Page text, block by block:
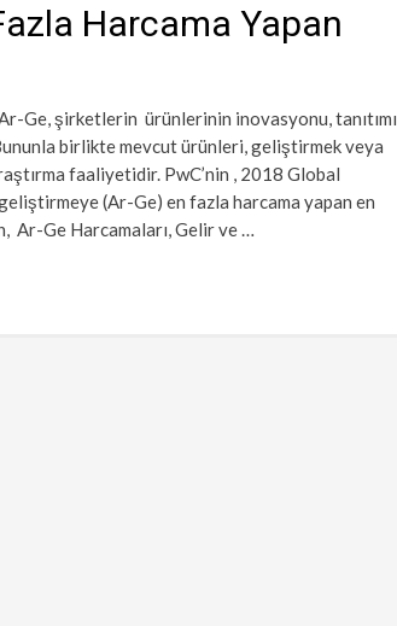
Harcama Yapan
Ge, şirketlerin ürünlerinin inovasyonu, tanıtımı
birlikte mevcut ürünleri, geliştirmek veya
faaliyetidir. PwC’nin , 2018 Global
(Ar-Ge) en fazla harcama yapan en
Ge Harcamaları, Gelir ve …